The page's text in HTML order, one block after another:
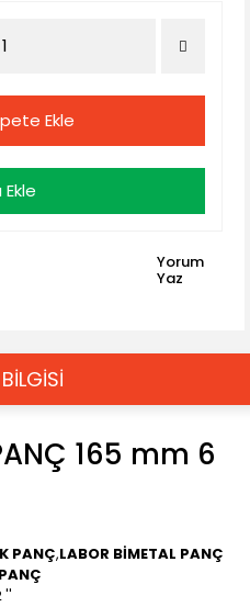
Ekle
Ekle
Yorum
Yaz
165 mm 6
PANÇ,LABOR BİMETAL PANÇ
''